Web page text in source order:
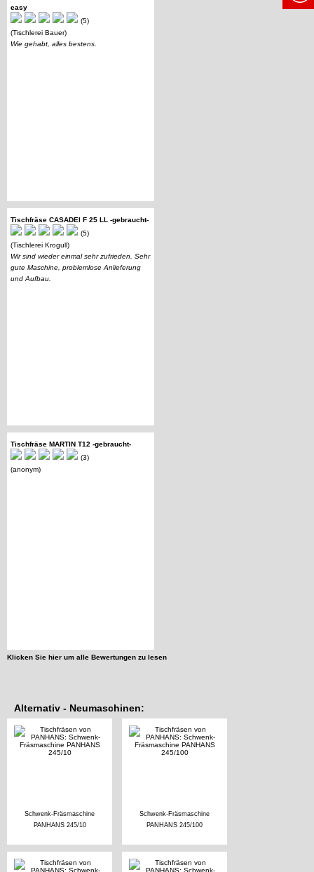
easy
(5)
(Tischlerei Bauer)
Wie gehabt, alles bestens.
Tischfräse CASADEI F 25 LL -gebraucht-
(5)
(Tischlerei Krogull)
Wir sind wieder einmal sehr zufrieden. Sehr
gute Maschine, problemlose Anlieferung
und Aufbau.
Tischfräse MARTIN T12 -gebraucht-
(3)
(anonym)
Klicken Sie hier um alle Bewertungen zu lesen
Alternativ - Neumaschinen:
Schwenk-Fräsmaschine
PANHANS 245/10
Schwenk-Fräsmaschine
PANHANS 245/100